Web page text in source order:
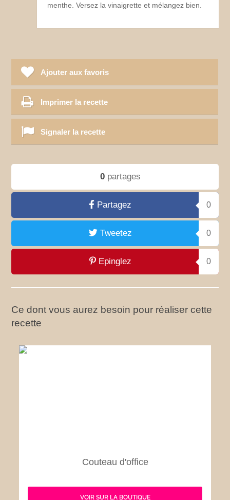
menthe. Versez la vinaigrette et mélangez bien.
Ajouter aux favoris
Imprimer la recette
Signaler la recette
0partages
Partagez 0
Tweetez 0
Epinglez 0
Ce dont vous aurez besoin pour réaliser cette
recette
Couteau d'office
VOIR SUR LA BOUTIQUE